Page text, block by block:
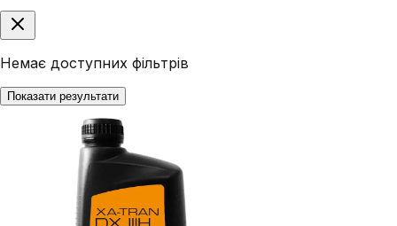
Немає доступних фільтрів
Показати результати